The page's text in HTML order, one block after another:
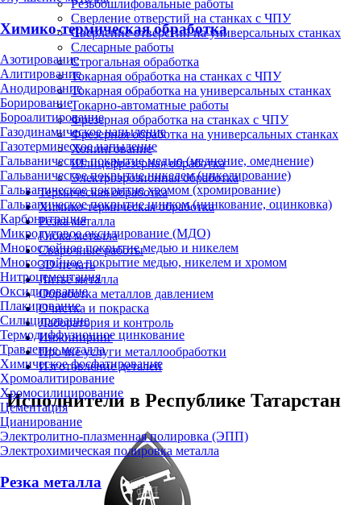
Химико-термическая обработка
Азотирование
Алитирование
Анодирование
Борирование
Бороалитирование
Газодинамическое напыление
Газотермическое напыление
Гальваническое покрытие медью (меднение, омеднение)
Гальваническое покрытие никелем (никелирование)
Гальваническое покрытие хромом (хромирование)
Гальваническое покрытие цинком (цинкование, оцинковка)
Карбонитрация
Микродуговое оксидирование (МДО)
Многослойное покрытие медью и никелем
Многослойное покрытие медью, никелем и хромом
Нитроцементация
Оксидирование
Плакирование
Силицирование
Термодиффузионное цинкование
Травление металла
Химическое фосфатирование
Хромоалитирование
Хромосилицирование
Цементация
Цианирование
Электролитно-плазменная полировка (ЭПП)
Электрохимическая полировка металла
Резка металла
Резьбошлифовальные работы
Сверление отверстий на станках с ЧПУ
Сверление отверстий на универсальных станках
Слесарные работы
Строгальная обработка
Токарная обработка на станках с ЧПУ
Токарная обработка на универсальных станках
Токарно-автоматные работы
Фрезерная обработка на станках с ЧПУ
Фрезерная обработка на универсальных станках
Хонингование
Шлицефрезерная обработка
Электроэрозионная обработка
Термическая обработка
Химико-термическая обработка
Резка металла
Гибка металла
Сварочные работы
3D-печать
Литьё металла
Обработка металлов давлением
Очистка и покраска
Лаборатория и контроль
Инжиниринг
Прочие услуги металлообработки
Изготовление деталей
Исполнители в Республике Татарстан